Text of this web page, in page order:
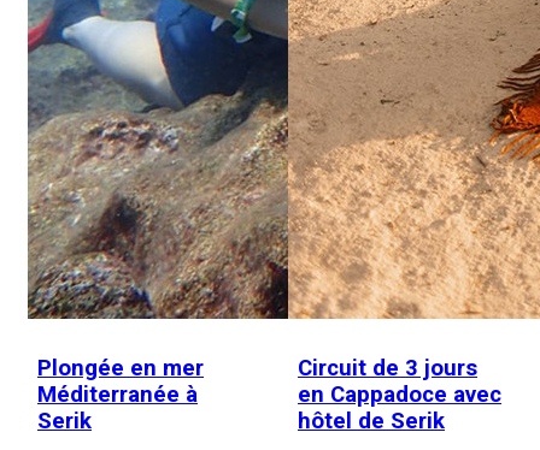
Plongée en mer
Méditerranée à
Serik
Circuit de 3 jours
en Cappadoce avec
hôtel de Serik